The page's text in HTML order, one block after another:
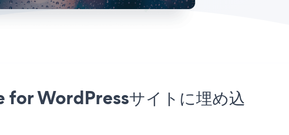
WordPressサイトに埋め込